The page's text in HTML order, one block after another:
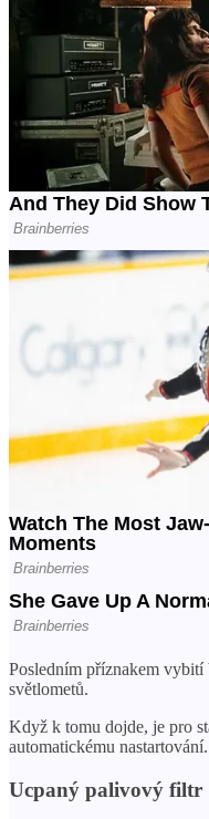
Posledním příznakem
světlometů.
Když k tomu dojde, je pro
automatickému nastartování.
Ucpaný palivový filtr